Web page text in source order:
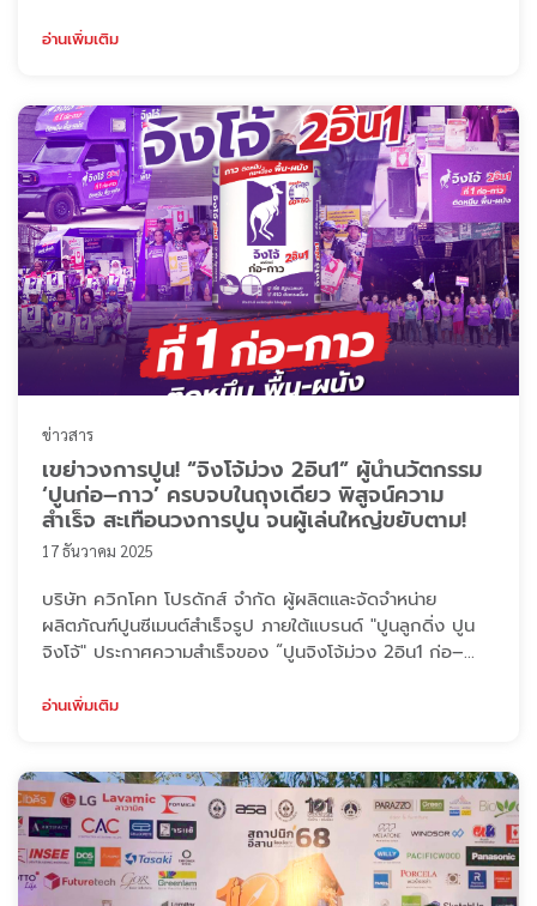
พยาบาลราชบุรี รวมมูลค่า 200,000 บาท โดย นายแพทย์
จะได้ช่วยเสริมสร้างคุ ...
อ่านเพิ่มเติม
ข่าวสาร
เขย่าวงการปูน! “จิงโจ้ม่วง 2อิน1” ผู้นำนวัตกรรม
‘ปูนก่อ–กาว’ ครบจบในถุงเดียว พิสูจน์ความ
สำเร็จ สะเทือนวงการปูน จนผู้เล่นใหญ่ขยับตาม!
17 ธันวาคม 2025
บริษัท ควิกโคท โปรดักส์ จำกัด ผู้ผลิตและจัดจำหน่าย
ผลิตภัณฑ์ปูนซีเมนต์สำเร็จรูป ภายใต้แบรนด์ "ปูนลูกดิ่ง ปูน
จิงโจ้" ประกาศความสำเร็จของ “ปูนจิงโจ้ม่วง 2อิน1 ก่อ–
อ่านเพิ่มเติม